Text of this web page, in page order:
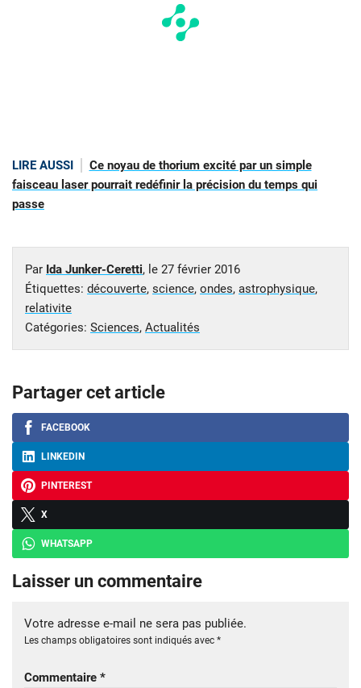
LIRE AUSSI
Ce noyau de thorium excité par un simple
faisceau laser pourrait redéfinir la précision du temps qui
passe
Par Ida Junker-Ceretti, le 27 février 2016
Étiquettes: découverte, science, ondes, astrophysique,
relativite
Catégories: Sciences, Actualités
Partager cet article
FACEBOOK
LINKEDIN
PINTEREST
X
WHATSAPP
Laisser un commentaire
Votre adresse e-mail ne sera pas publiée.
Les champs obligatoires sont indiqués avec *
Commentaire *